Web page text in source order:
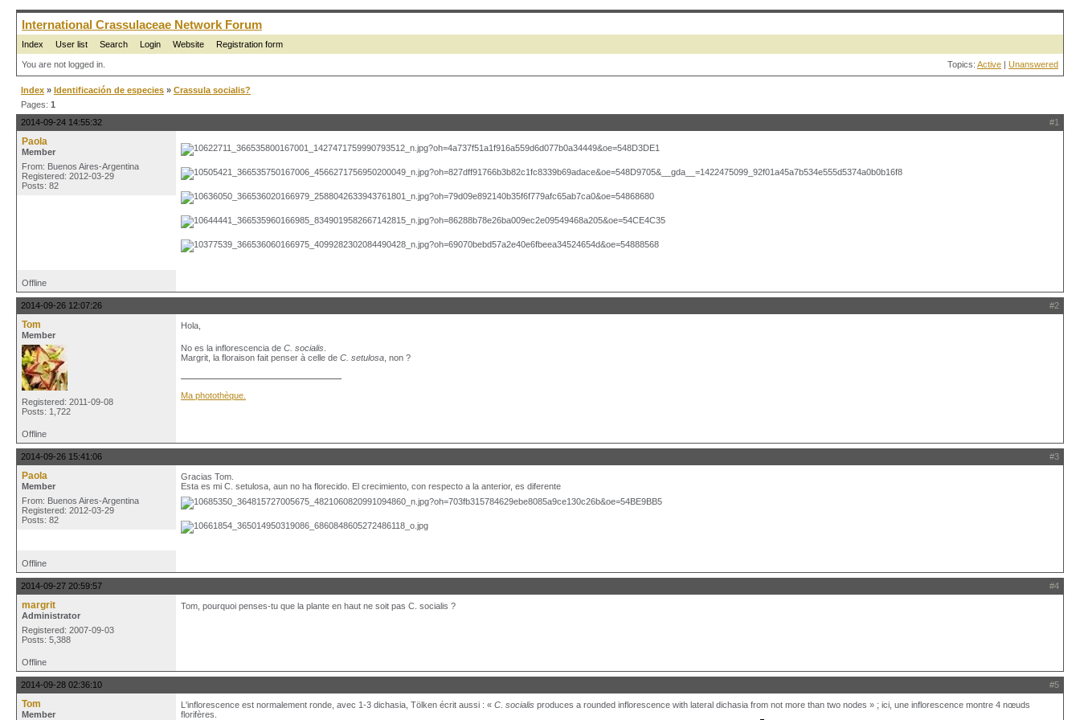
International Crassulaceae Network Forum
Index User list Search Login Website Registration form
You are not logged in. Topics: Active | Unanswered
Index » Identificación de especies » Crassula socialis?
Pages: 1
#1
2014-09-24 14:55:32
Paola
Member
From: Buenos Aires-Argentina
Registered: 2012-03-29
Posts: 82
Offline
#2
2014-09-26 12:07:26
Tom
Member
Registered: 2011-09-08
Posts: 1,722
Hola,
No es la inflorescencia de C. socialis
Margrit, la floraison fait penser à celle de C. setulosa , non ?
Ma photothèque.
Offline
#3
2014-09-26 15:41:06
Paola
Member
From: Buenos Aires-Argentina
Registered: 2012-03-29
Posts: 82
Gracias Tom.
Esta es mi C. setulosa, aun no ha florecido. El crecimiento, con respecto a la anterior, es diferente
Offline
#4
2014-09-27 20:59:57
margrit
Administrator
Registered: 2007-09-03
Posts: 5,388
Tom, pourquoi penses-tu que la plante en haut ne soit pas C. socialis ?
Offline
#5
2014-09-28 02:36:10
Tom
Member
L'inflorescence est normalement ronde, avec 1-3 dichasia, Tölken écrit aussi : « C. socialis produces a rounded inflorescence with lateral dichasia from not more than two nodes » ; ici, une inflorescence montre 4 nœuds
florifères.